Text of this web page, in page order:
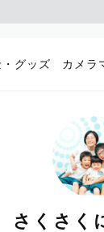
グッズ カメラ
さくさく